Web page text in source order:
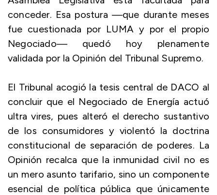
conceder. Esa postura —que durante meses
fue cuestionada por LUMA y por el propio
Negociado— quedó hoy plenamente
validada por la Opinión del Tribunal Supremo.
El Tribunal acogió la tesis central de DACO al
concluir que el Negociado de Energía actuó
ultra vires, pues alteró el derecho sustantivo
de los consumidores y violentó la doctrina
constitucional de separación de poderes. La
Opinión recalca que la inmunidad civil no es
un mero asunto tarifario, sino un componente
esencial de política pública que únicamente